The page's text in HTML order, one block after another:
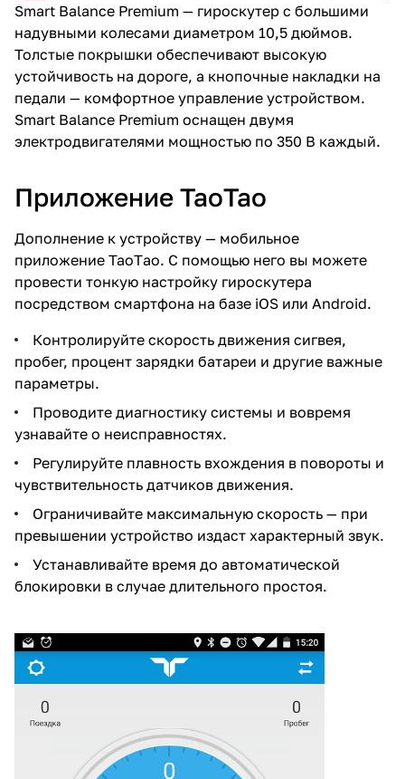
Smart Balance Premium — гироскутер с большими
надувными колесами диаметром 10,5 дюймов.
Толстые покрышки обеспечивают высокую
устойчивость на дороге, а кнопочные накладки на
педали — комфортное управление устройством.
Smart Balance Premium оснащен двумя
электродвигателями мощностью по 350 В каждый.
Приложение ТаоТао
Дополнение к устройству — мобильное
приложение TaoTао. С помощью него вы можете
провести тонкую настройку гироскутера
посредством смартфона на базе iOS или Android.
Контролируйте скорость движения сигвея,
пробег, процент зарядки батареи и другие важные
параметры.
Проводите диагностику системы и вовремя
узнавайте о неисправностях.
Регулируйте плавность вхождения в повороты и
чувствительность датчиков движения.
Ограничивайте максимальную скорость — при
превышении устройство издаст характерный звук.
Устанавливайте время до автоматической
блокировки в случае длительного простоя.